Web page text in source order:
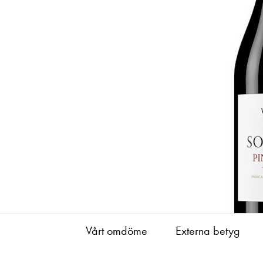
Vårt omdöme Externa betyg